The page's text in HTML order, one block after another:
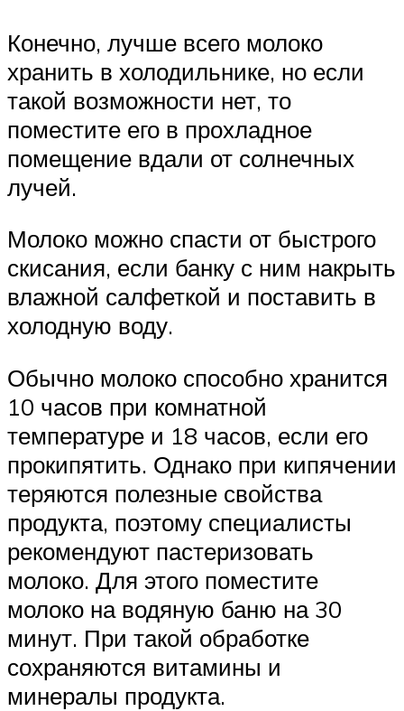
Конечно, лучше всего молоко
хранить в холодильнике, но если
такой возможности нет, то
поместите его в прохладное
помещение вдали от солнечных
лучей.
Молоко можно спасти от быстрого
скисания, если банку с ним накрыть
влажной салфеткой и поставить в
холодную воду.
Обычно молоко способно хранится
10 часов при комнатной
температуре и 18 часов, если его
прокипятить. Однако при кипячении
теряются полезные свойства
продукта, поэтому специалисты
рекомендуют пастеризовать
молоко. Для этого поместите
молоко на водяную баню на 30
минут. При такой обработке
сохраняются витамины и
минералы продукта.